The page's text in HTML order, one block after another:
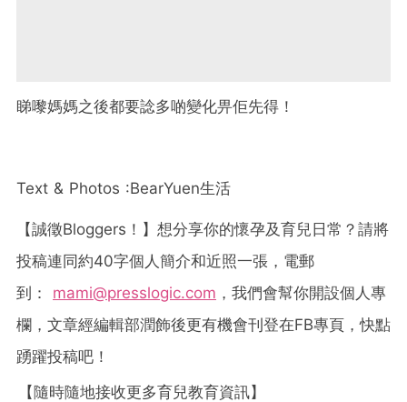
睇嚟媽媽之後都要諗多啲變化畀佢先得！
Text & Photos :BearYuen生活
【誠徵Bloggers ！】想分享你的懷孕及育兒日常？請將
投稿連同約40字個人簡介和近照一張，電郵
到：
mami@presslogic.com ，我們會幫你開設個人專
欄，文章經編輯部潤飾後更有機會刊登在FB專頁，快點
踴躍投稿吧！
【隨時隨地接收更多育兒教育資訊】